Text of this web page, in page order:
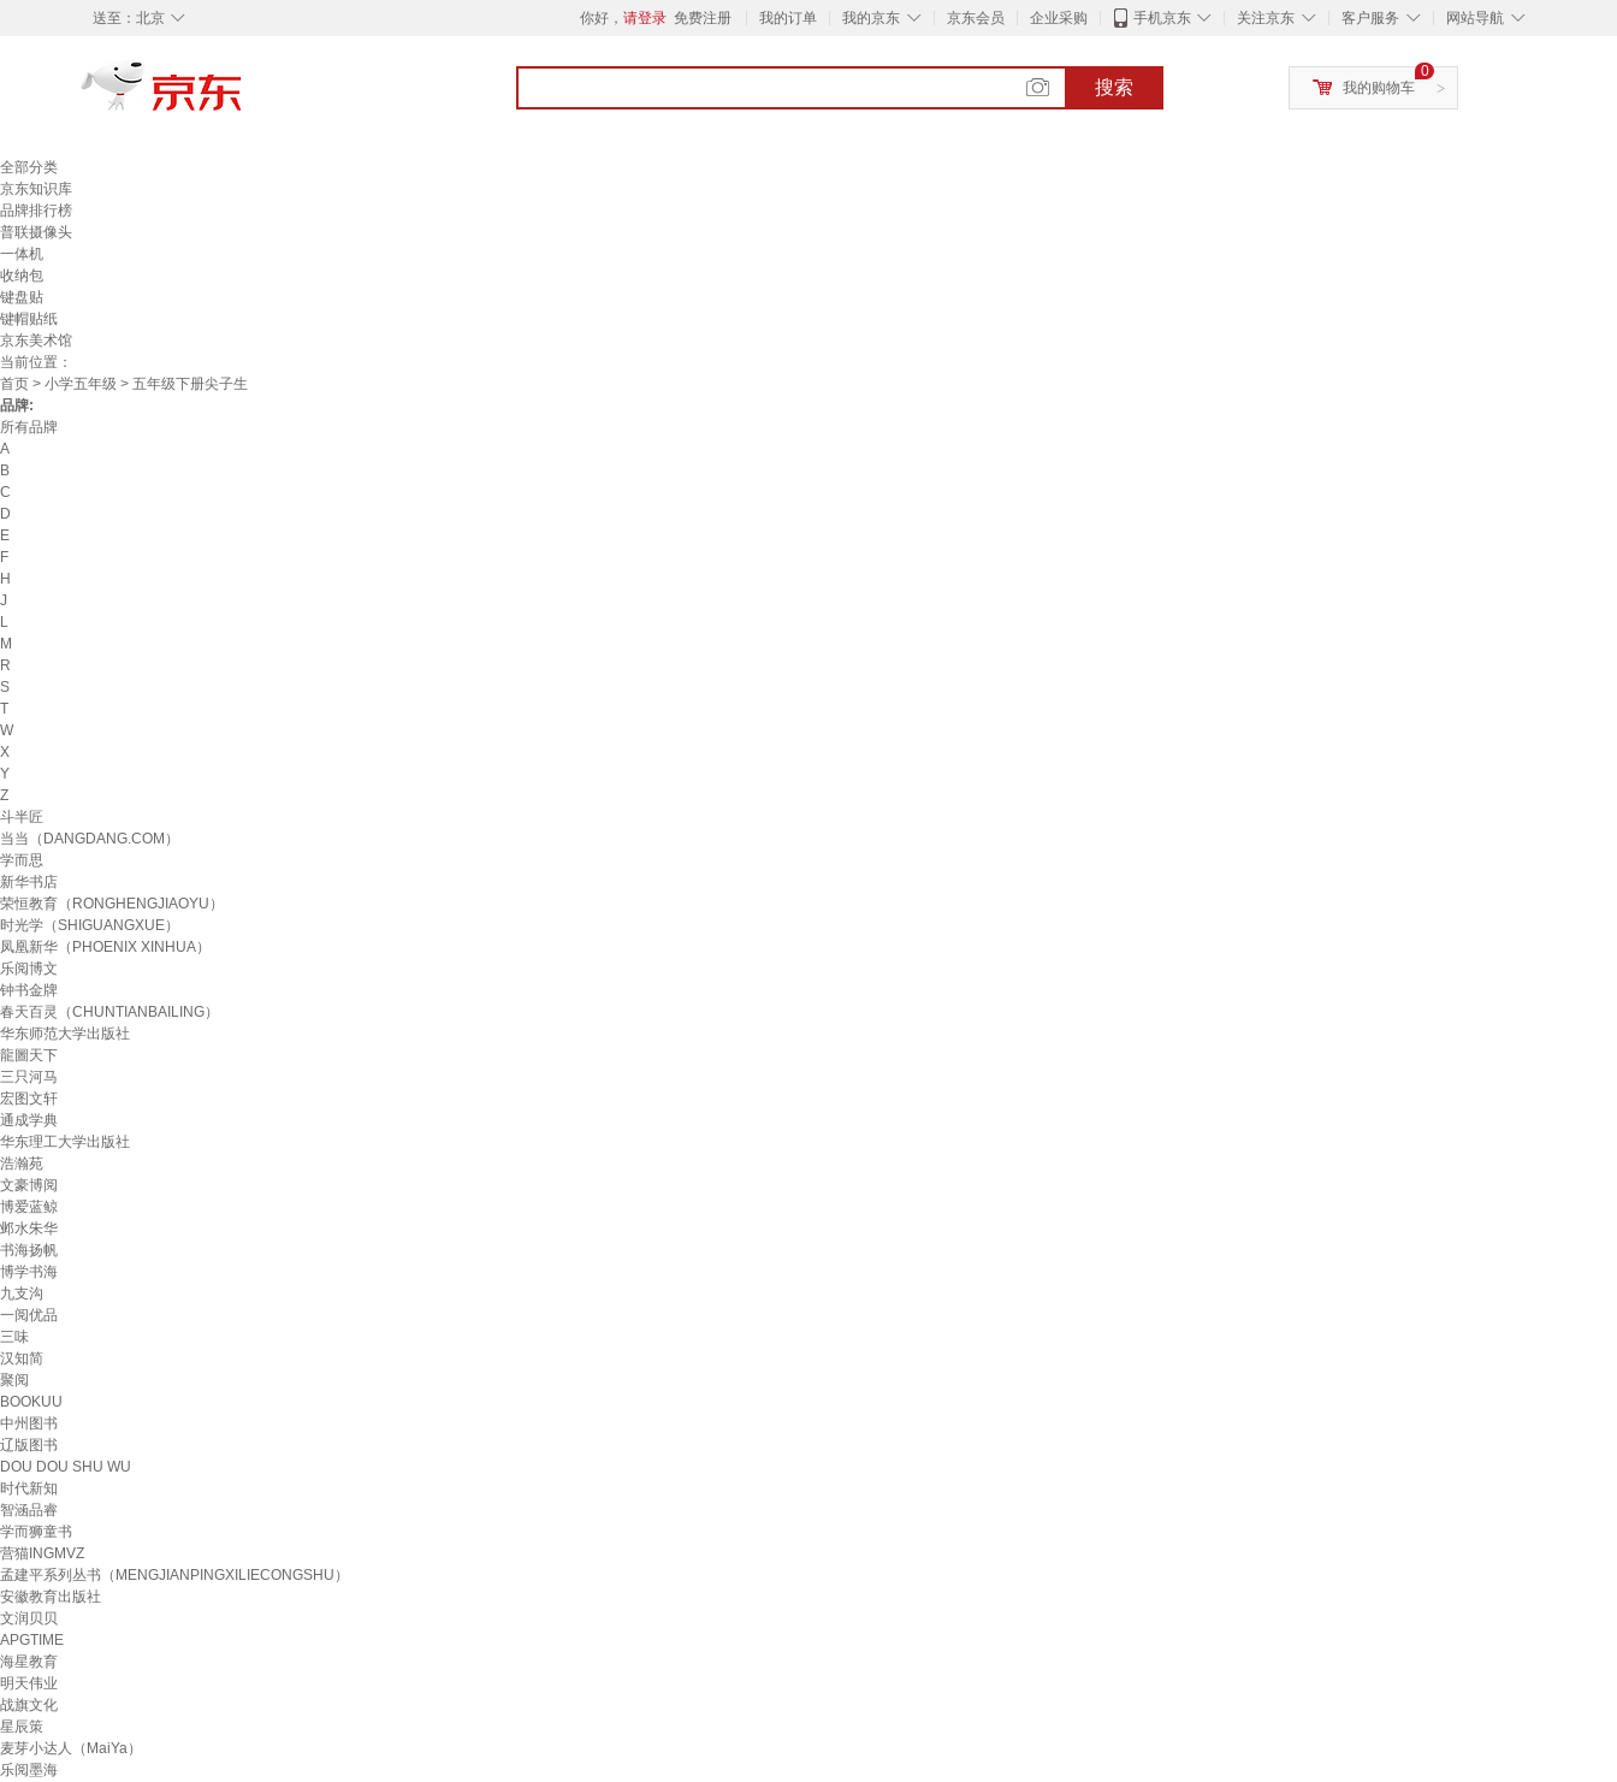
◇
送至： 北京 你好， 请登录 免费注册 我的订单 ◇
我的京东 京东会员 企业采购 ◇
手机京东 ◇
关注京东 ◇
客户服务 ◇
网站导航
搜索 >
0
我的购物车
全部分类
京东知识库
品牌排行榜
普联摄像头
一体机
收纳包
键盘贴
键帽贴纸
京东美术馆
当前位置：
首页 > 小学五年级 > 五年级下册尖子生
品牌:
所有品牌
A
B
C
D
E
F
H
J
L
M
R
S
T
W
X
Y
Z
斗半匠
当当（DANGDANG.COM）
学而思
新华书店
荣恒教育（RONGHENGJIAOYU）
时光学（SHIGUANGXUE）
凤凰新华（PHOENIX XINHUA）
乐阅博文
钟书金牌
春天百灵（CHUNTIANBAILING）
华东师范大学出版社
龍圖天下
三只河马
宏图文轩
通成学典
华东理工大学出版社
浩瀚苑
文豪博阅
博爱蓝鲸
邺水朱华
书海扬帆
博学书海
九支沟
一阅优品
三味
汉知简
聚阅
BOOKUU
中州图书
辽版图书
DOU DOU SHU WU
时代新知
智涵品睿
学而狮童书
营猫INGMVZ
孟建平系列丛书（MENGJIANPINGXILIECONGSHU）
安徽教育出版社
文润贝贝
APGTIME
海星教育
明天伟业
战旗文化
星辰策
麦芽小达人（MaiYa）
乐阅墨海